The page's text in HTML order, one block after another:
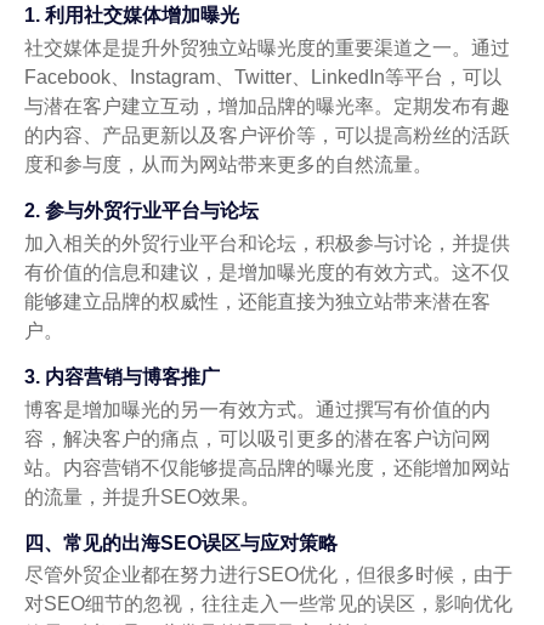
1. 利用社交媒体增加曝光
社交媒体是提升外贸独立站曝光度的重要渠道之一。通过
Facebook、Instagram、Twitter、LinkedIn等平台，可以
与潜在客户建立互动，增加品牌的曝光率。定期发布有趣
的内容、产品更新以及客户评价等，可以提高粉丝的活跃
度和参与度，从而为网站带来更多的自然流量。
2. 参与外贸行业平台与论坛
加入相关的外贸行业平台和论坛，积极参与讨论，并提供
有价值的信息和建议，是增加曝光度的有效方式。这不仅
能够建立品牌的权威性，还能直接为独立站带来潜在客
户。
3. 内容营销与博客推广
博客是增加曝光的另一有效方式。通过撰写有价值的内
容，解决客户的痛点，可以吸引更多的潜在客户访问网
站。内容营销不仅能够提高品牌的曝光度，还能增加网站
的流量，并提升SEO效果。
四、常见的出海SEO误区与应对策略
尽管外贸企业都在努力进行SEO优化，但很多时候，由于
对SEO细节的忽视，往往走入一些常见的误区，影响优化